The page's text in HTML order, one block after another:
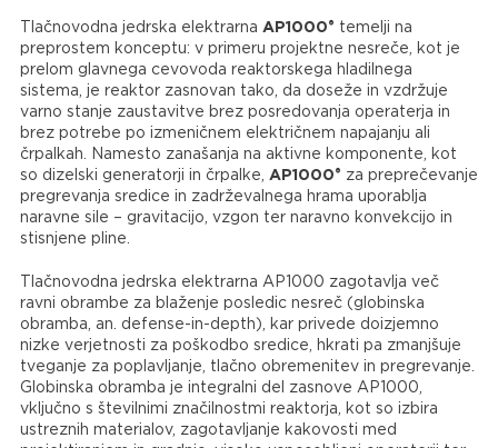
Tlačnovodna jedrska elektrarna AP1000® temelji na
preprostem konceptu: v primeru projektne nesreče, kot je
prelom glavnega cevovoda reaktorskega hladilnega
sistema, je reaktor zasnovan tako, da doseže in vzdržuje
varno stanje zaustavitve brez posredovanja operaterja in
brez potrebe po izmeničnem električnem napajanju ali
črpalkah. Namesto zanašanja na aktivne komponente, kot
so dizelski generatorji in črpalke, AP1000® za preprečevanje
pregrevanja sredice in zadrževalnega hrama uporablja
naravne sile – gravitacijo, vzgon ter naravno konvekcijo in
stisnjene pline.
Tlačnovodna jedrska elektrarna AP1000 zagotavlja več
ravni obrambe za blaženje posledic nesreč (globinska
obramba, an. defense-in-depth), kar privede doizjemno
nizke verjetnosti za poškodbo sredice, hkrati pa zmanjšuje
tveganje za poplavljanje, tlačno obremenitev in pregrevanje.
Globinska obramba je integralni del zasnove AP1000,
vključno s številnimi značilnostmi reaktorja, kot so izbira
ustreznih materialov, zagotavljanje kakovosti med